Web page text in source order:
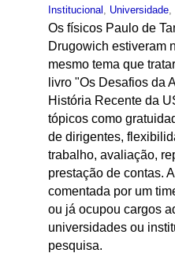
Institucional
Universidade,
Os físicos Paulo de
Drugowich estiveram
mesmo tema que
livro "Os Desafios da
História Recente da
tópicos como
de dirigentes,
trabalho, avaliação,
prestação de contas.
comentada por um
ou já ocupou cargos
universidades ou
pesquisa.